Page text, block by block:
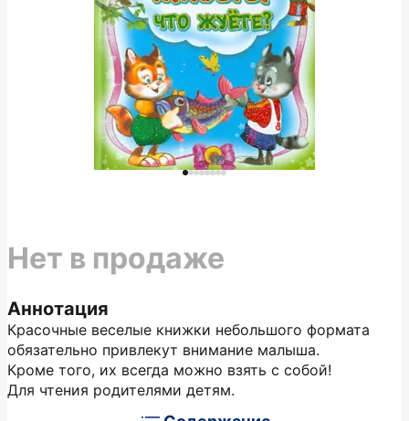
Аннотация
Красочные веселые книжки небольшого формата
обязательно привлекут внимание малыша.
Кроме того, их всегда можно взять с собой!
Для чтения родителями детям.
Нет в продаже